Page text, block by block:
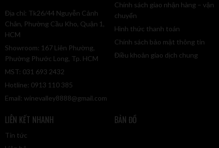
Địa chỉ: Tk26/44 Nguyễn Cảnh
Chân, Phường Cầu Kho, Quận 1,
HCM
Showroom: 167 Liên Phường,
Phường Phước Long, Tp. HCM
MST: 031 693 2432
Hotline: 0913 110 385
Email: winevalley8888@gmail.com
Chính sách giao nhận hàng – vận
chuyển
Hình thức thanh toán
Chính sách bảo mật thông tin
Điều khoản giao dịch chung
LIÊN KẾT NHANH
Tin tức
BẢN ĐỒ